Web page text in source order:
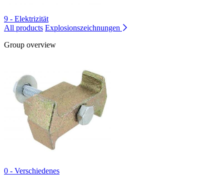
9 - Elektrizität
All products Explosionszeichnungen
Group overview
0 - Verschiedenes